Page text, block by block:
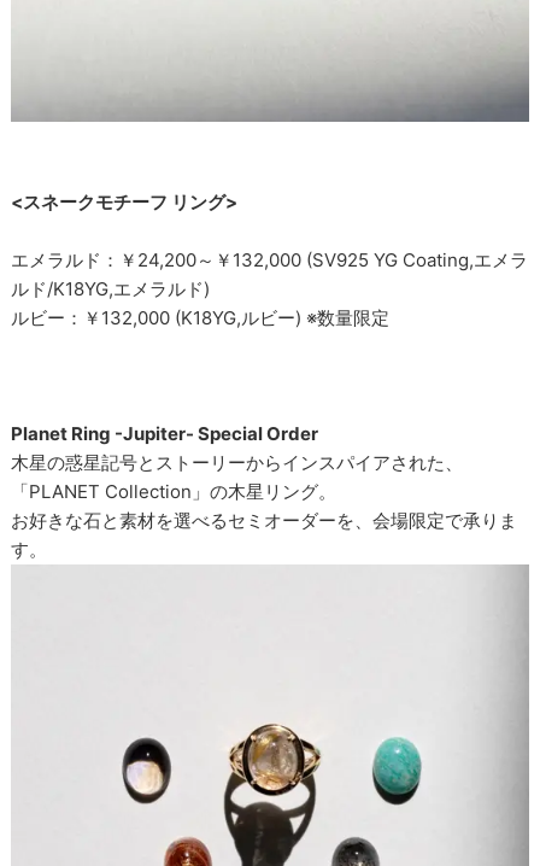
<スネークモチーフ リング>
エメラルド：￥24,200～￥132,000 (SV925 YG Coating,エメラ
ルド/K18YG,エメラルド)
ルビー：￥132,000 (K18YG,ルビー) ※数量限定
Planet Ring -Jupiter- Special Order
木星の惑星記号とストーリーからインスパイアされた、
「PLANET Collection」の木星リング。
お好きな石と素材を選べるセミオーダーを、会場限定で承りま
す。